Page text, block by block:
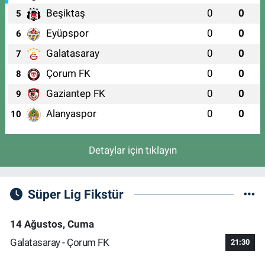
5 Beşiktaş 0 0
6 Eyüpspor 0 0
7 Galatasaray 0 0
8 Çorum FK 0 0
9 Gaziantep FK 0 0
10 Alanyaspor 0 0
Detaylar için tıklayın
Süper Lig Fikstür
14 Ağustos, Cuma
Galatasaray - Çorum FK
21:30